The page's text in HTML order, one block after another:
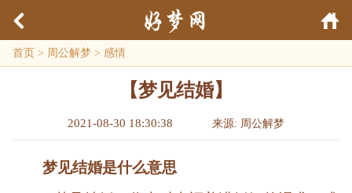
首页 > 周公解梦 > 感情
【梦见结婚】
2021-08-30 18:30:38 来源: 周公解梦
梦见结婚是什么意思